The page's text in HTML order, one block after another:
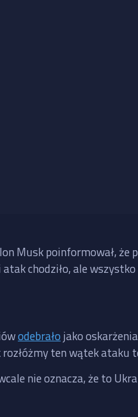
Musk poinformował,
chodziło, ale
odebrało jako
ten wątek ataku
nie oznacza, że to